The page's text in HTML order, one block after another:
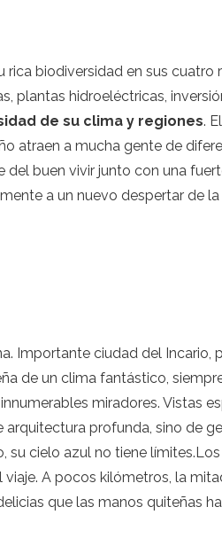
rica biodiversidad en sus
hidroeléctricas,
de su clima y regiones.
atraen a mucha gente de
del buen vivir junto con una
a un nuevo despertar de
Importante ciudad del
de un clima fantástico,
miradores. Vistas
profunda, sino de
cielo azul no tiene
A pocos kilómetros, la
que las manos quiteñas